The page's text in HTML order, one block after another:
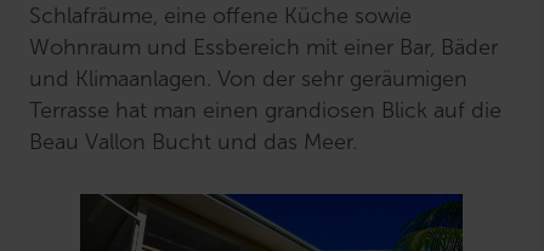
Schlafräume, eine offene Küche sowie
Wohnraum und Essbereich mit einer Bar, Bäder
und Klimaanlagen. Von der sehr geräumigen
Terrasse hat man einen grandiosen Blick auf die
Beau Vallon Bucht und das Meer.